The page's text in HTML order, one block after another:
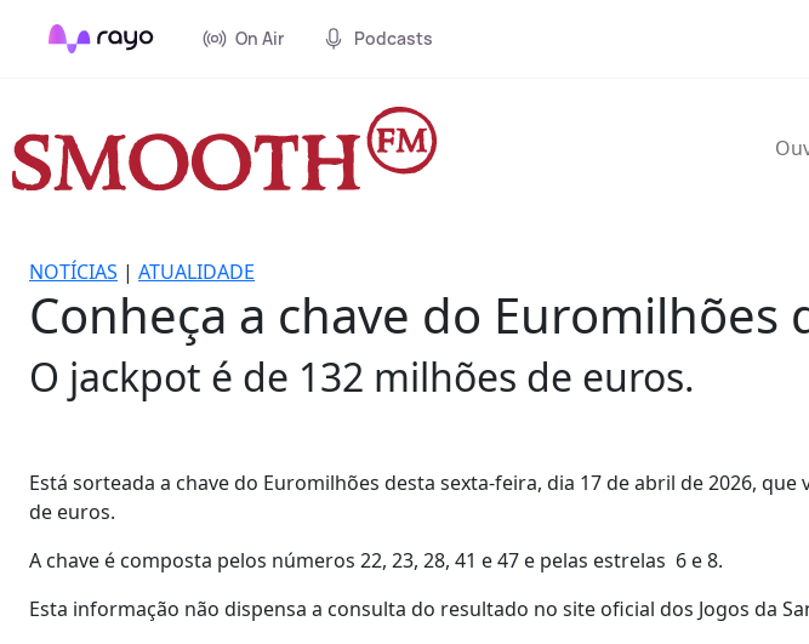
On Air Podcasts
NOTÍCIAS | ATUALIDADE
Conheça a chave do
O jackpot é de 132 milhões de euros.
Está sorteada a chave do Euromilhões desta sexta-feira, dia 17 de abril de 2026,
de euros.
A chave é composta pelos números 22, 23, 28, 41 e 47 e pelas estrelas 6 e 8.
Esta informação não dispensa a consulta do resultado no site oficial dos Jogos da